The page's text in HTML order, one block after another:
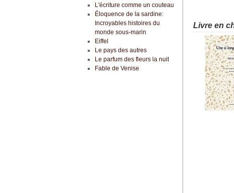
L'écriture comme un couteau
Éloquence de la sardine:
Incroyables histoires du
monde sous-marin
Eiffel
Le pays des autres
Le parfum des fleurs la nuit
Fable de Venise
Livre en